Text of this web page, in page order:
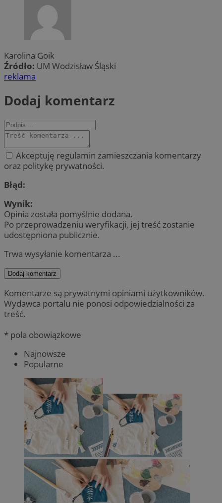
Karolina Goik
Źródło: UM Wodzisław Śląski
reklama
Dodaj komentarz
Akceptuję regulamin zamieszczania komentarzy
oraz politykę prywatności.
Błąd:
Wynik:
Opinia została pomyślnie dodana.
Po przeprowadzeniu weryfikacji, jej treść zostanie
udostępniona publicznie.
Trwa wysyłanie komentarza ...
Dodaj komentarz
Komentarze są prywatnymi opiniami użytkowników.
Wydawca portalu nie ponosi odpowiedzialności za
treść.
* pola obowiązkowe
Najnowsze
Popularne